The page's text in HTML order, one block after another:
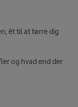
ét til at tørre dig
og hvad end der